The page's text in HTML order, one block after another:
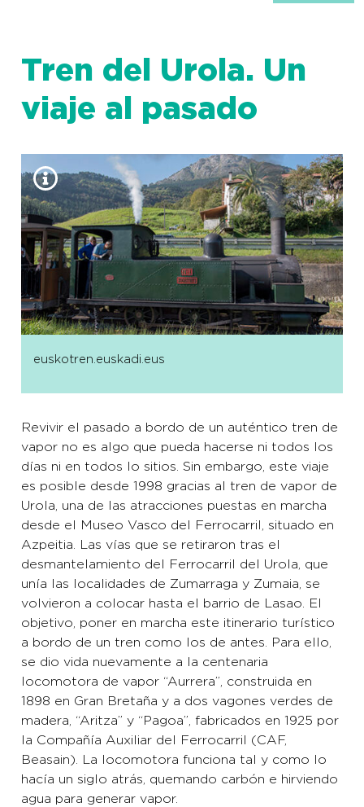
Tren del Urola. Un
viaje al pasado
euskotren.euskadi.eus
Revivir el pasado a bordo de un auténtico tren de
vapor no es algo que pueda hacerse ni todos los
días ni en todos lo sitios. Sin embargo, este viaje
es posible desde 1998 gracias al tren de vapor de
Urola, una de las atracciones puestas en marcha
desde el Museo Vasco del Ferrocarril, situado en
Azpeitia. Las vías que se retiraron tras el
desmantelamiento del Ferrocarril del Urola, que
unía las localidades de Zumarraga y Zumaia, se
volvieron a colocar hasta el barrio de Lasao. El
objetivo, poner en marcha este itinerario turístico
a bordo de un tren como los de antes. Para ello,
se dio vida nuevamente a la centenaria
locomotora de vapor “Aurrera”, construida en
1898 en Gran Bretaña y a dos vagones verdes de
madera, “Aritza” y “Pagoa”, fabricados en 1925 por
la Compañía Auxiliar del Ferrocarril (CAF,
Beasain). La locomotora funciona tal y como lo
hacía un siglo atrás, quemando carbón e hirviendo
agua para generar vapor.